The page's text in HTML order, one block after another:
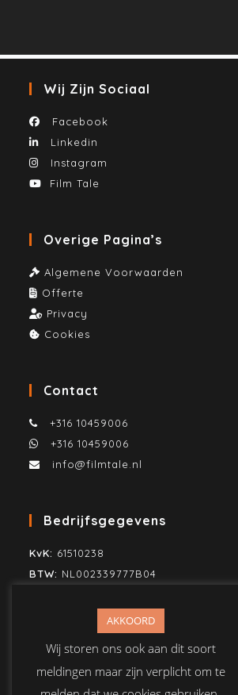
Wij Zijn Sociaal
Facebook
Linkedin
Instagram
Film Tale
Overige Pagina’s
Algemene Voorwaarden
Offerte
Privacy
Cookies
Contact
+316 10459006
+316 10459006
info@filmtale.nl
Bedrijfsgegevens
KvK: 61510238
BTW: NL002339777B04
NL80KNAB0259860883
T.n.v. Mike Jonker Media
AKKOORD
Wij storen ons ook aan dit soort
meldingen maar zijn verplicht om te